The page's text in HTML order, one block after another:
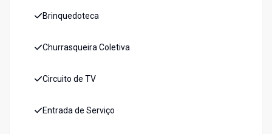
Brinquedoteca
Churrasqueira Coletiva
Circuito de TV
Entrada de Serviço